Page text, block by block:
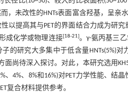
，未改性的HNTs表面富含羟基，呈亲
性以提高其与PET的界面结合力成为研
成化学或物理连接[18-21]。γ-氨丙基三
的研究大多集中于低含量HNTs(5%)对
尚待深入探讨。对此，本研究选用
、4%、8%和16%)对PET力学性能、
复合材料提供参考。